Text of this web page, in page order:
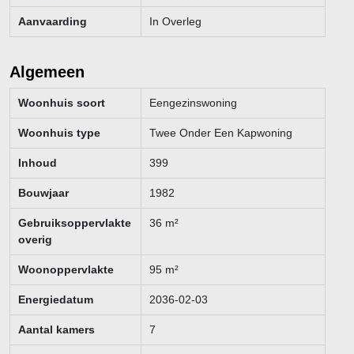
Aanvaarding In Overleg
Algemeen
Woonhuis soort Eengezinswoning
Woonhuis type Twee Onder Een Kapwoning
Inhoud 399
Bouwjaar 1982
Gebruiksoppervlakte
overig
36 m²
Woonoppervlakte 95 m²
Energiedatum 2036-02-03
Aantal kamers 7